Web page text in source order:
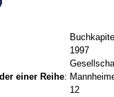
1997
einer Reihe:
12